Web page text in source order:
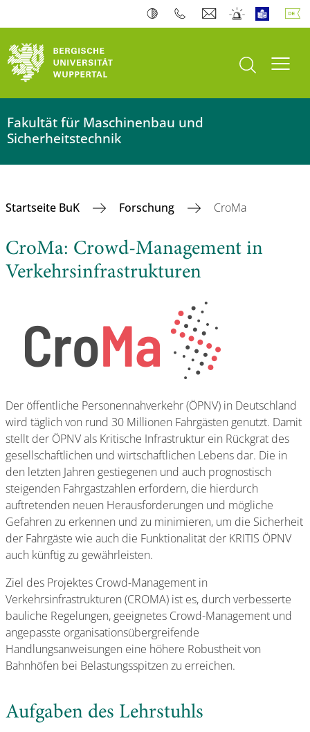
Suche öffnen
Fakultät für Maschinenbau und
Sicherheitstechnik
Startseite BuK Forschung CroMa
CroMa: Crowd-Management in
Verkehrsinfrastrukturen
Der öffentliche Personennahverkehr (ÖPNV) in Deutschland
wird täglich von rund 30 Millionen Fahrgästen genutzt. Damit
stellt der ÖPNV als Kritische Infrastruktur ein Rückgrat des
gesellschaftlichen und wirtschaftlichen Lebens dar. Die in
den letzten Jahren gestiegenen und auch prognostisch
steigenden Fahrgastzahlen erfordern, die hierdurch
auftretenden neuen Herausforderungen und mögliche
Gefahren zu erkennen und zu minimieren, um die Sicherheit
der Fahrgäste wie auch die Funktionalität der KRITIS ÖPNV
auch künftig zu gewährleisten.
Ziel des Projektes Crowd-Management in
Verkehrsinfrastrukturen (CROMA) ist es, durch verbesserte
bauliche Regelungen, geeignetes Crowd-Management und
angepasste organisationsübergreifende
Handlungsanweisungen eine höhere Robustheit von
Bahnhöfen bei Belastungsspitzen zu erreichen.
Aufgaben des Lehrstuhls